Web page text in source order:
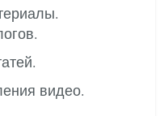
видео.